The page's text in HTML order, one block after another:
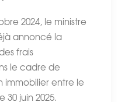
2024, le ministre
annoncé la
frais
le cadre de
immobilier entre le
30 juin 2025.